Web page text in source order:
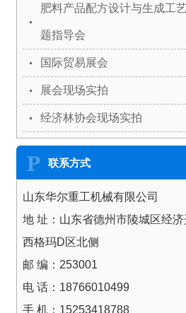
肥料产品配方设计与生成工
题指导会
国际贸易展会
展会现场实拍
经济林协会现场实拍
联系方式
山东华尔重工机械有限公司
地 址：山东省德州市陵城区经济
西格玛D区北侧
邮 编：253001
电 话：18766010499
手 机：15253418788